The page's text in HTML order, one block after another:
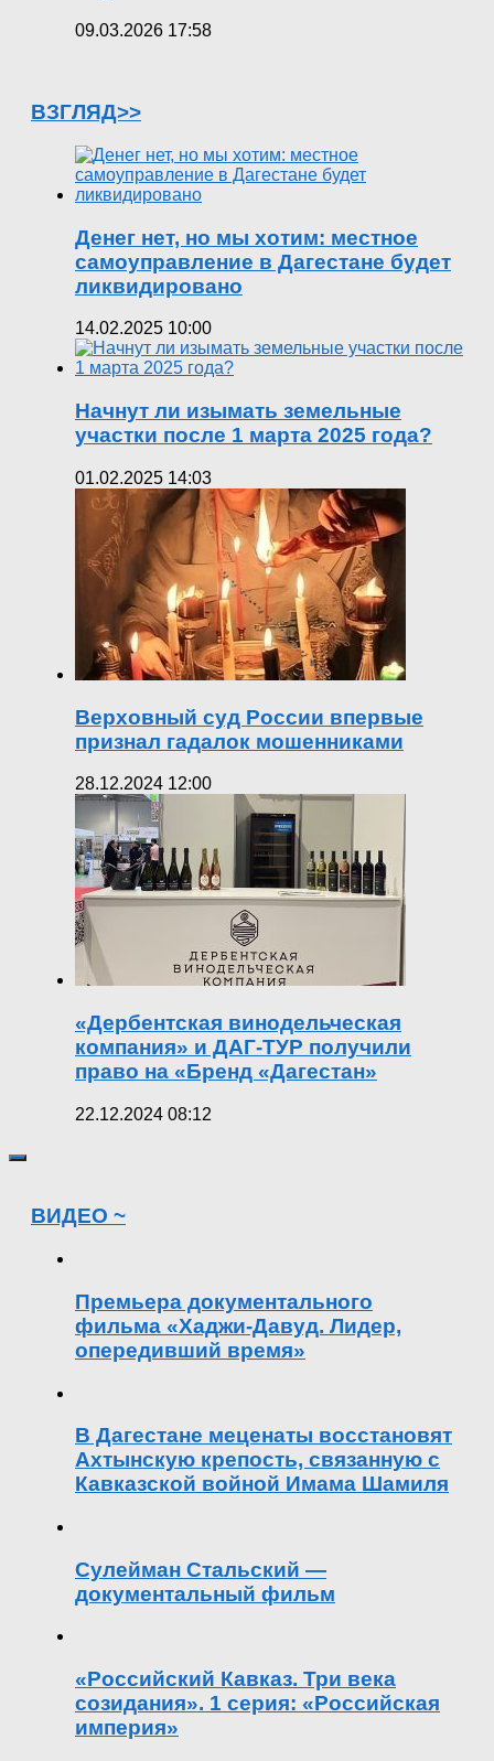
09.03.2026 17:58
ВЗГЛЯД>>
Денег нет, но мы хотим: местное
самоуправление в Дагестане будет
ликвидировано
14.02.2025 10:00
Начнут ли изымать земельные
участки после 1 марта 2025 года?
01.02.2025 14:03
Верховный суд России впервые
признал гадалок мошенниками
28.12.2024 12:00
«Дербентская винодельческая
компания» и ДАГ-ТУР получили
право на «Бренд «Дагестан»
22.12.2024 08:12
ВИДЕО ~
Премьера документального
фильма «Хаджи-Давуд. Лидер,
опередивший время»
В Дагестане меценаты восстановят
Ахтынскую крепость, связанную с
Кавказской войной Имама Шамиля
Сулейман Стальский —
документальный фильм
«Российский Кавказ. Три века
созидания». 1 серия: «Российская
империя»